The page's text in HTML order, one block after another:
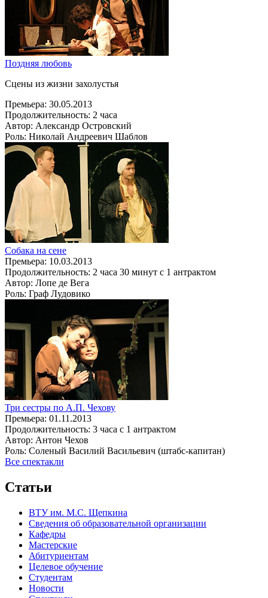
Поздняя любовь
Сцены из жизни захолустья
Премьера: 30.05.2013
Продолжительность: 2 часа
Автор: Александр Островский
Роль: Николай Андреевич Шаблов
Собака на сене
Премьера: 10.03.2013
Продолжительность: 2 часа 30 минут с 1 антрактом
Автор: Лопе де Вега
Роль: Граф Лудовико
Три сестры по А.П. Чехову
Премьера: 01.11.2013
Продолжительность: 3 часа с 1 антрактом
Автор: Антон Чехов
Роль: Соленый Василий Васильевич (штабс-капитан)
Все спектакли
Статьи
ВТУ им. М.С. Щепкина
Сведения об образовательной организации
Кафедры
Мастерские
Абитуриентам
Целевое обучение
Студентам
Новости